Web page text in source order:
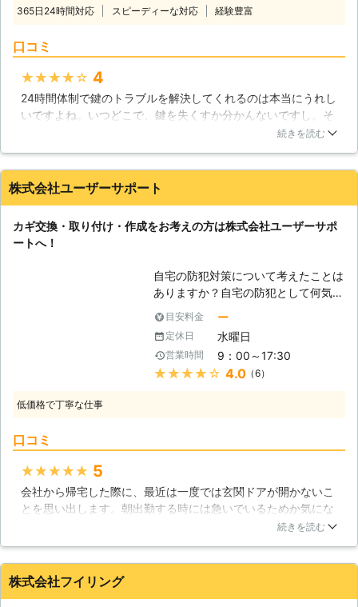
店では24時間体制でそんなお客様か
心、スピーディーなカギ交換】 カギ
は生活の安心を守る大切なものです。
ですから当社のスタッフもお客様に安
心してお任せいただける丁寧なサービ
スを徹底しています。カギ交換の前に
はしっかりと現地調査を行い、状態報
説明、カギ交換の施工後は、防犯など
の機能性、スタッフの迅速な作業、そ
ただけるサービスを提供いたします。
【生活のご相談に広く対応していま
す】 当社はカギ交換の他、カギ修
理、カギ開けなどのカギに関する作業
全般に対応可能です。また、サッシ修
理やリフォーム工事などの生活に関す
る工事も広く取扱っていますので、お
365日24時間対応 スピーディーな対応 経験豊富
口コミ
★★★★★ 4
24時間体制で鍵のトラブルを解決してくれるのは本当にうれし
いですよね。いつどこで、鍵を失くすか分かんないですし。そ
んな中、私は家の鍵を失くしてしまいました。私は一人暮らし
わり工務店さんにしか電話できなかったのですが、迅速な対応
に救われました！
三重県 四日市市 2016年12月14日
続きを読む
株式会社ユーザーサポート
カギ交換・取り付け・作成をお考えの方は株式会社ユーザーサポ
ートへ！
自宅の防犯対策について考えたことは
ありますか？自宅の防犯として何気な
く使っているものは、玄関などの「カ
ギ」ではないでしょうか。どこの家に
も必ず付いているカギですが、このカ
ギが無ければ空き巣に入って下さいと
言っているようなものです。そのた
ているカギです。このタイプは早けれ
ば10秒、慣れていない人でも数分で
開錠できてしまうのです。 【空き巣
の手口】 空き巣の手口でよくあるの
が、ピッキングという方法でカギを開
目安料金 ー
定休日 水曜日
営業時間 9：00～17:30
★★★★★ 4.0（6）
低価格で丁寧な仕事
口コミ
★★★★★ 5
会社から帰宅した際に、最近は一度では玄関ドアが開かないこ
とを思い出します。朝出勤する時には急いでいるためか気にな
らないのですが、帰宅時に思い出しても中々近くの鍵屋さんは
すると、内部にゴミが溜まっていることと合鍵の摩耗が進んで
いるために合鍵は作りなおした方が良いものの、防犯性能があ
続きを読む
株式会社フイリング